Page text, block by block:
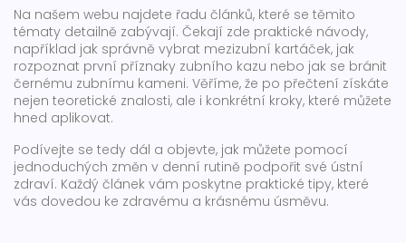
Na našem webu najdete řadu článků, které se těmito
tématy detailně zabývají. Čekají zde praktické návody,
například jak správně vybrat mezizubní kartáček, jak
rozpoznat první příznaky zubního kazu nebo jak se bránit
černému zubnímu kameni. Věříme, že po přečtení získáte
nejen teoretické znalosti, ale i konkrétní kroky, které můžete
hned aplikovat.
Podívejte se tedy dál a objevte, jak můžete pomocí
jednoduchých změn v denní rutině podpořit své ústní
zdraví. Každý článek vám poskytne praktické tipy, které
vás dovedou ke zdravému a krásnému úsměvu.